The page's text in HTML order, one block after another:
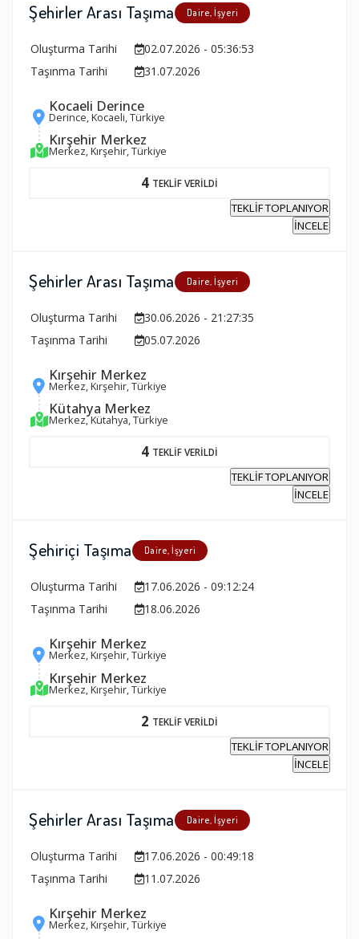
Şehirler Arası Taşıma Daire, İşyeri
Oluşturma Tarihi
02.07.2026 - 05:36:53
Taşınma Tarihi
31.07.2026
Kocaeli Derince
Derince, Kocaeli, Türkiye
Kırşehir Merkez
Merkez, Kırşehir, Türkiye
4 TEKLİF VERİLDİ
TEKLİF TOPLANIYOR
İNCELE
Şehirler Arası Taşıma Daire, İşyeri
Oluşturma Tarihi
30.06.2026 - 21:27:35
Taşınma Tarihi
05.07.2026
Kırşehir Merkez
Merkez, Kırşehir, Türkiye
Kütahya Merkez
Merkez, Kütahya, Türkiye
4 TEKLİF VERİLDİ
TEKLİF TOPLANIYOR
İNCELE
Şehiriçi Taşıma Daire, İşyeri
Oluşturma Tarihi
17.06.2026 - 09:12:24
Taşınma Tarihi
18.06.2026
Kırşehir Merkez
Merkez, Kırşehir, Türkiye
Kırşehir Merkez
Merkez, Kırşehir, Türkiye
2 TEKLİF VERİLDİ
TEKLİF TOPLANIYOR
İNCELE
Şehirler Arası Taşıma Daire, İşyeri
Oluşturma Tarihi
17.06.2026 - 00:49:18
Taşınma Tarihi
11.07.2026
Kırşehir Merkez
Merkez, Kırşehir, Türkiye